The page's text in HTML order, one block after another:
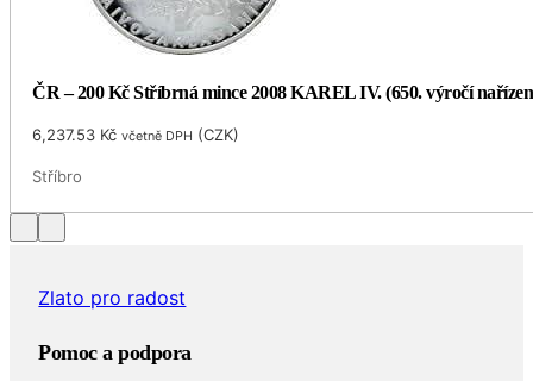
ČR – 200 Kč Stříbrná mince 2008 KAREL IV. (650. výročí
6,237.53 Kč včetně DPH (CZK)
Stříbro
Zlato pro radost
Pomoc a podpora